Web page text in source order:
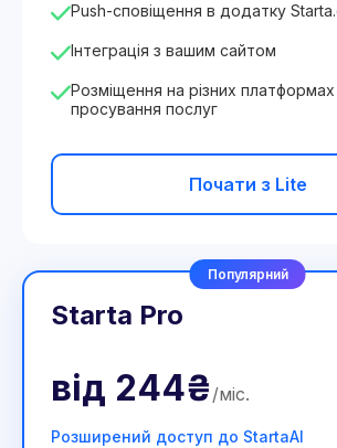
Push-сповіщення в додатку
Інтеграція з вашим сайтом
Розміщення на різних
просування послуг
Почати з Lite
Популярний
Starta Pro
від 244₴ /міс.
Розширений доступ до StartaAI